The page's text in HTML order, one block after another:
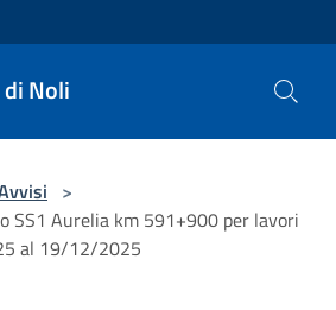
Noli
>
SS1 Aurelia km 591+900 per lavori
al 19/12/2025